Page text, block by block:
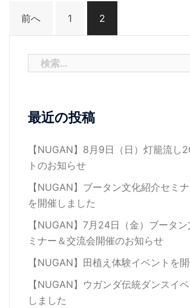
投
稿
の
ペ
ー
ジ
送
前へ 1 2
最近の投稿
【NUGAN】8月9日（日）灯籠流し
トのお知らせ
【NUGAN】ブータン文化紹介セミ
を開催しました
【NUGAN】7月24日（金）ブータ
ミナー＆交流会開催のお知らせ
【NUGAN】田植え体験イベントを
【NUGAN】ウガンダ伝統ダンスイ
しました